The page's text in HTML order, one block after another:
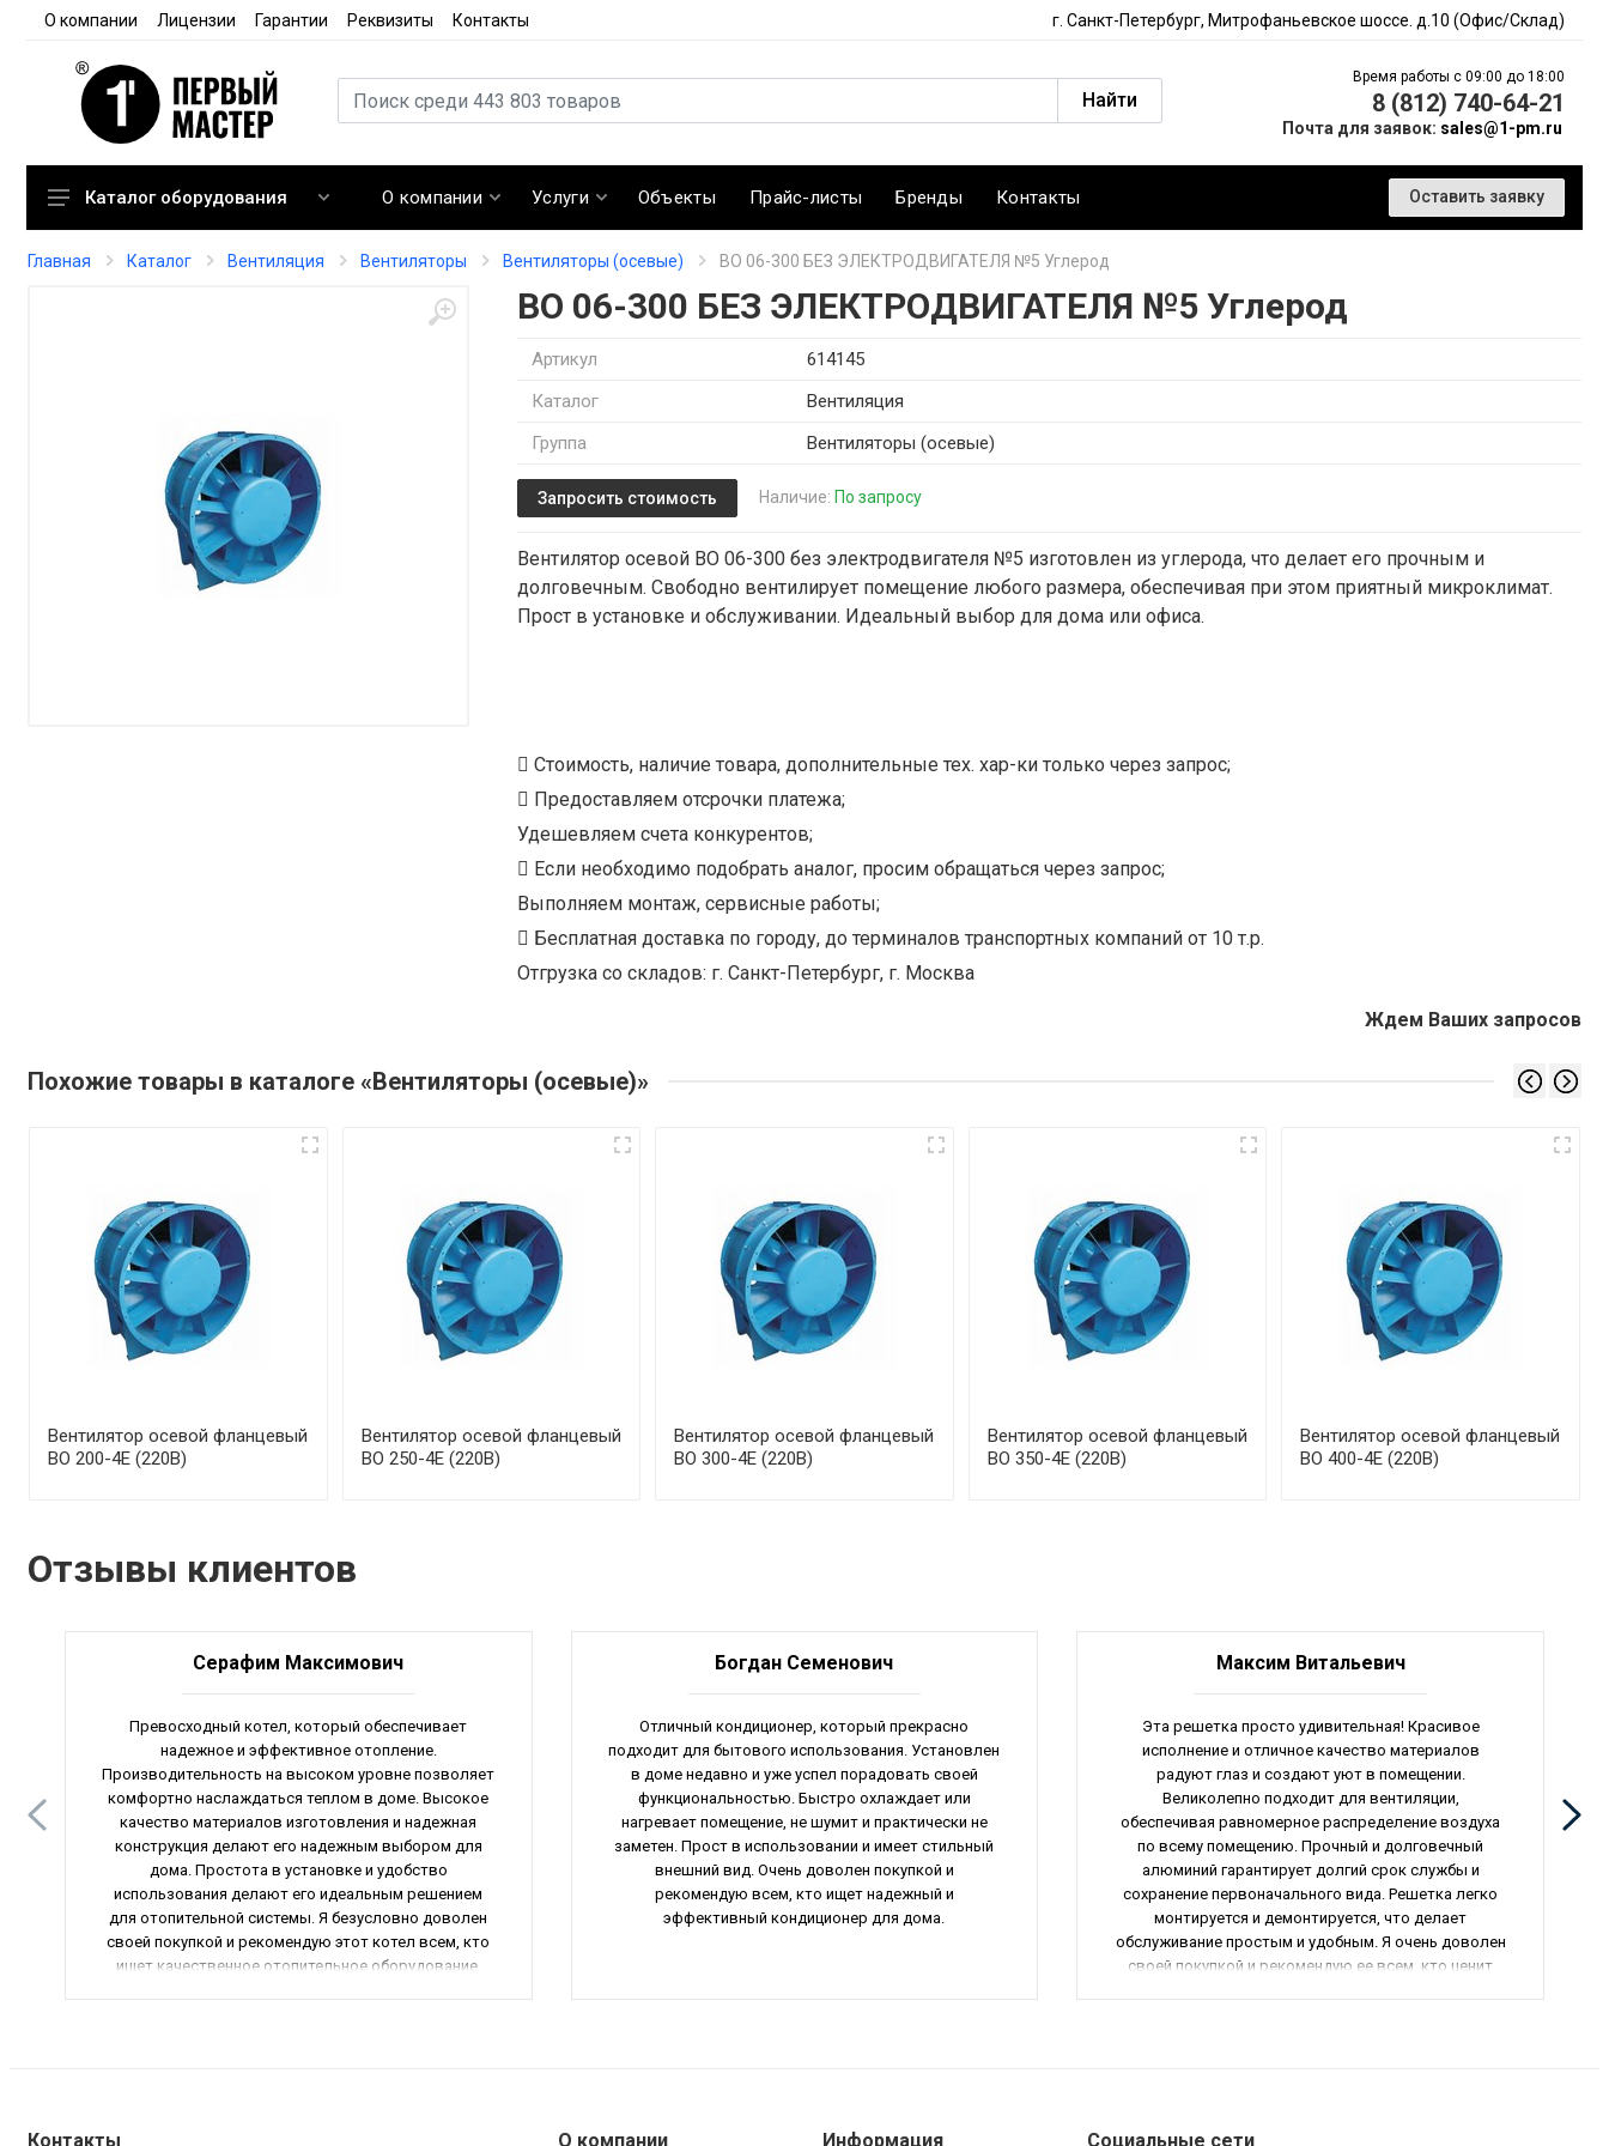
О компании Лицензии Гарантии Реквизиты Контакты г. Санкт-Петербург, Митрофаньевское шоссе. д.10 (Офис/Склад)
Найти
Время работы с 09:00 до 18:00
8 (812) 740-64-21
Почта для заявок: sales@1-pm.ru
Кондиционирование
Расходные материалы
Каталог оборудования О компании Услуги Объекты Прайс-листы Бренды Контакты Оставить заявку
Главная Каталог Вентиляция Вентиляторы Вентиляторы (осевые) ВО 06-300 БЕЗ ЭЛЕКТРОДВИГАТЕЛЯ №5 Углерод
ВО 06-300 БЕЗ ЭЛЕКТРОДВИГАТЕЛЯ №5 Углерод
Артикул
614145
Каталог
Вентиляция
Группа
Вентиляторы (осевые)
Запросить стоимость Наличие: По запросу
Вентилятор осевой ВО 06-300 без электродвигателя №5 изготовлен из углерода, что делает его прочным и
долговечным. Свободно вентилирует помещение любого размера, обеспечивая при этом приятный микроклимат.
Прост в установке и обслуживании. Идеальный выбор для дома или офиса.
Стоимость, наличие товара, дополнительные тех. хар-ки только через запрос;
Предоставляем отсрочки платежа;
Удешевляем счета конкурентов;
Если необходимо подобрать аналог, просим обращаться через запрос;
Выполняем монтаж, сервисные работы;
Бесплатная доставка по городу, до терминалов транспортных компаний от 10 т.р.
Отгрузка со складов: г. Санкт-Петербург, г. Москва
Ждем Ваших запросов
Похожие товары в каталоге «Вентиляторы (осевые)»
Вентилятор осевой фланцевый
ВО 200-4Е (220В)
Вентилятор осевой фланцевый
ВО 250-4Е (220В)
Вентилятор осевой фланцевый
ВО 300-4Е (220В)
Вентилятор осевой фланцевый
ВО 350-4Е (220В)
Вентилятор осевой фланцевый
ВО 400-4Е (220В)
Отзывы клиентов
Серафим Максимович
Превосходный котел, который обеспечивает
надежное и эффективное отопление.
Производительность на высоком уровне позволяет
комфортно наслаждаться теплом в доме. Высокое
качество материалов изготовления и надежная
конструкция делают его надежным выбором для
дома. Простота в установке и удобство
использования делают его идеальным решением
для отопительной системы. Я безусловно доволен
своей покупкой и рекомендую этот котел всем, кто
ищет качественное отопительное оборудование.
Богдан Семенович
Отличный кондиционер, который прекрасно
подходит для бытового использования. Установлен
в доме недавно и уже успел порадовать своей
функциональностью. Быстро охлаждает или
нагревает помещение, не шумит и практически не
заметен. Прост в использовании и имеет стильный
внешний вид. Очень доволен покупкой и
рекомендую всем, кто ищет надежный и
эффективный кондиционер для дома.
Максим Витальевич
Эта решетка просто удивительная! Красивое
исполнение и отличное качество материалов
радуют глаз и создают уют в помещении.
Великолепно подходит для вентиляции,
обеспечивая равномерное распределение воздуха
по всему помещению. Прочный и долговечный
алюминий гарантирует долгий срок службы и
сохранение первоначального вида. Решетка легко
монтируется и демонтируется, что делает
обслуживание простым и удобным. Я очень доволен
своей покупкой и рекомендую ее всем, кто ценит
Контакты О компании Информация Социальные сети